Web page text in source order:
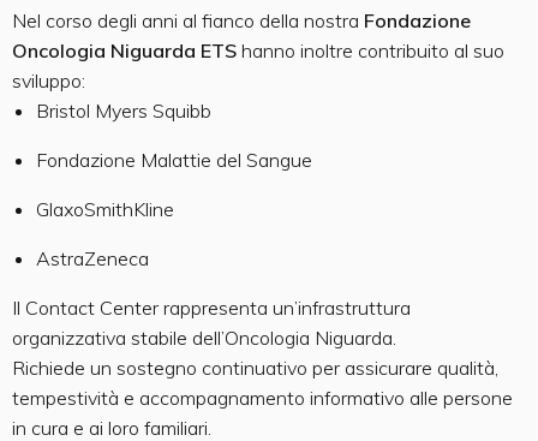
Nel corso degli anni al fianco della nostra Fondazione
Oncologia Niguarda ETS hanno inoltre contribuito al suo
sviluppo:
Bristol Myers Squibb
Fondazione Malattie del Sangue
GlaxoSmithKline
AstraZeneca
Il Contact Center rappresenta un’infrastruttura
organizzativa stabile dell’Oncologia Niguarda.
Richiede un sostegno continuativo per assicurare qualità,
tempestività e accompagnamento informativo alle persone
in cura e ai loro familiari.